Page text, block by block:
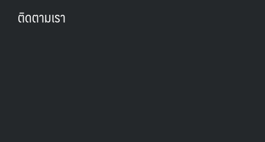
ติดตามเรา